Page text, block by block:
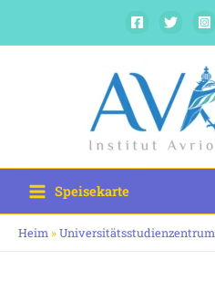
Speisekarte
Heim »Universitätsstudienzentrum